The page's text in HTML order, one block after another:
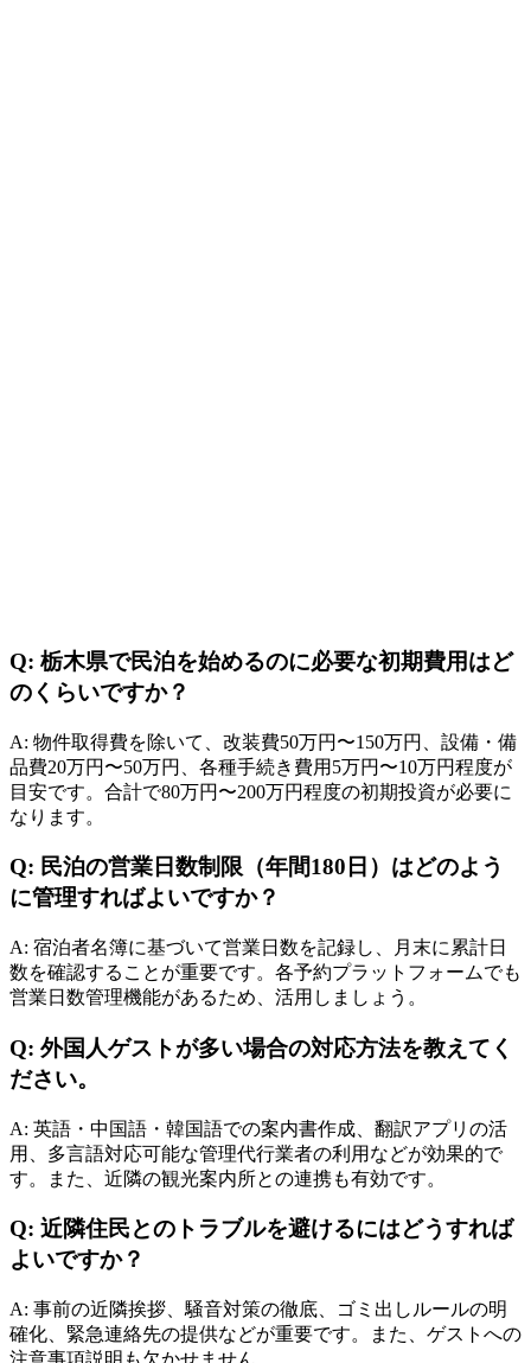
Q: 栃木県で民泊を始めるのに必要な初期費用はど
のくらいですか？
A: 物件取得費を除いて、改装費50万円〜150万円、設備・備
品費20万円〜50万円、各種手続き費用5万円〜10万円程度が
目安です。合計で80万円〜200万円程度の初期投資が必要に
なります。
Q: 民泊の営業日数制限（年間180日）はどのよう
に管理すればよいですか？
A: 宿泊者名簿に基づいて営業日数を記録し、月末に累計日
数を確認することが重要です。各予約プラットフォームでも
営業日数管理機能があるため、活用しましょう。
Q: 外国人ゲストが多い場合の対応方法を教えてく
ださい。
A: 英語・中国語・韓国語での案内書作成、翻訳アプリの活
用、多言語対応可能な管理代行業者の利用などが効果的で
す。また、近隣の観光案内所との連携も有効です。
Q: 近隣住民とのトラブルを避けるにはどうすれば
よいですか？
A: 事前の近隣挨拶、騒音対策の徹底、ゴミ出しルールの明
確化、緊急連絡先の提供などが重要です。また、ゲストへの
注意事項説明も欠かせません。